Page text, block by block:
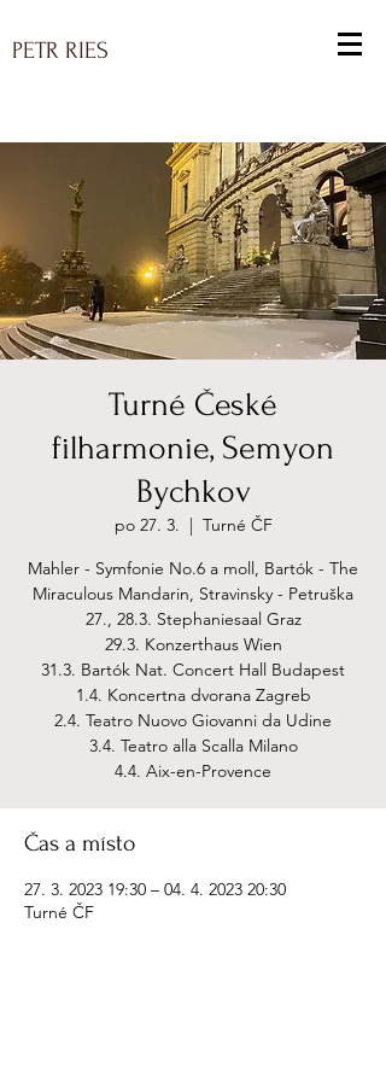
PETR RIES
Turné České
filharmonie, Semyon
Bychkov
po 27. 3.
  |
Turné ČF
Mahler - Symfonie No.6 a moll, Bartók - The
Miraculous Mandarin, Stravinsky - Petruška
27., 28.3. Stephaniesaal Graz
29.3. Konzerthaus Wien
31.3. Bartók Nat. Concert Hall Budapest
1.4. Koncertna dvorana Zagreb
2.4. Teatro Nuovo Giovanni da Udine
3.4. Teatro alla Scalla Milano
4.4. Aix-en-Provence
Čas a místo
27. 3. 2023 19:30 – 04. 4. 2023 20:30
Turné ČF